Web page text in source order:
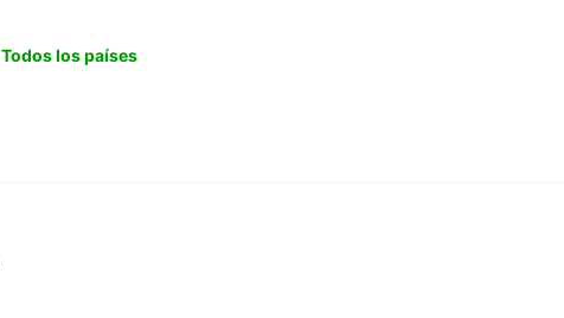
Todos los países